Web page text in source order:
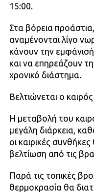
15:00.
Στα βόρεια
αναμένονται λίγο
κάνουν την
και να επηρεάζουν
χρονικό διάστημα.
Βελτιώνεται ο
Η μεταβολή του
μεγάλη διάρκεια,
οι καιρικές
βελτίωση από τις
Παρά τις τοπικές
θερμοκρασία θα